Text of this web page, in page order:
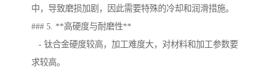
中，导致磨损加剧，因此需要特殊的冷却和润滑措施。
### 5. **高硬度与耐磨性**
- 钛合金硬度较高，加工难度大，对材料和加工参数要
求较高。